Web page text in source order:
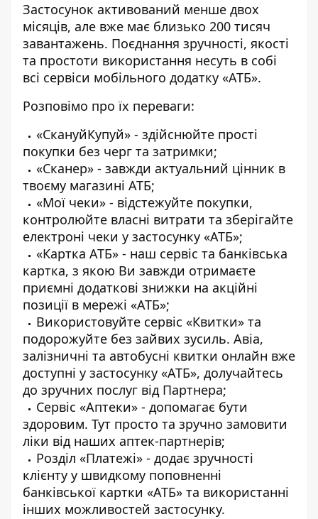
Застосунок активований менше двох
місяців, але вже має близько 200 тисяч
завантажень. Поєднання зручності, якості
та простоти використання несуть в собі
всі сервіси мобільного додатку «АТБ».
Розповімо про їх переваги:
«СкануйКупуй» - здійснюйте прості
покупки без черг та затримки;
«Сканер» - завжди актуальний цінник в
твоєму магазині АТБ;
«Мої чеки» - відстежуйте покупки,
контролюйте власні витрати та зберігайте
електроні чеки у застосунку «АТБ»;
«Картка АТБ» - наш сервіс та банківська
картка, з якою Ви завжди отримаєте
приємні додаткові знижки на акційні
позиції в мережі «АТБ»;
Використовуйте сервіс «Квитки» та
подорожуйте без зайвих зусиль. Авіа,
залізничні та автобусні квитки онлайн вже
доступні у застосунку «АТБ», долучайтесь
до зручних послуг від Партнера;
Сервіс «Аптеки» - допомагає бути
здоровим. Тут просто та зручно замовити
ліки від наших аптек-партнерів;
Розділ «Платежі» - додає зручності
клієнту у швидкому поповненні
банківської картки «АТБ» та використанні
інших можливостей застосунку.